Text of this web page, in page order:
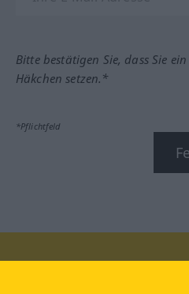
Bitte bestätigen Sie, dass Sie
Häkchen setzen.*
*Pflichtfeld